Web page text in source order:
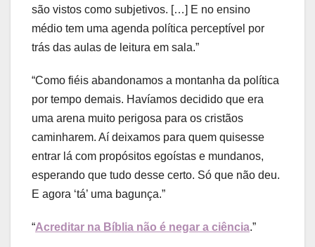
são vistos como subjetivos. […] E no ensino
médio tem uma agenda política perceptível por
trás das aulas de leitura em sala.”
“Como fiéis abandonamos a montanha da política
por tempo demais. Havíamos decidido que era
uma arena muito perigosa para os cristãos
caminharem. Aí deixamos para quem quisesse
entrar lá com propósitos egoístas e mundanos,
esperando que tudo desse certo. Só que não deu.
E agora ‘tá’ uma bagunça.”
“Acreditar na Bíblia não é negar a ciência.”